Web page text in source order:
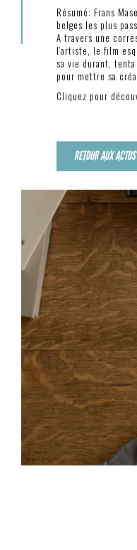
Résumé: Frans
belges les plus
A travers une
l’artiste, le film
sa vie durant, tenta
pour mettre sa
Cliquez pour
RETOUR AUX ACTUS